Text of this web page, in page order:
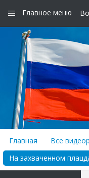
Главное меню
Главная
Все
На захваченном